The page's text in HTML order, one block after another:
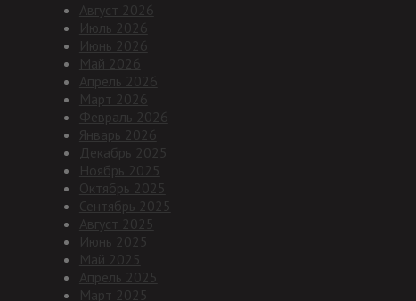
Август 2026
Июль 2026
Июнь 2026
Май 2026
Апрель 2026
Март 2026
Февраль 2026
Январь 2026
Декабрь 2025
Ноябрь 2025
Октябрь 2025
Сентябрь 2025
Август 2025
Июнь 2025
Май 2025
Апрель 2025
Март 2025